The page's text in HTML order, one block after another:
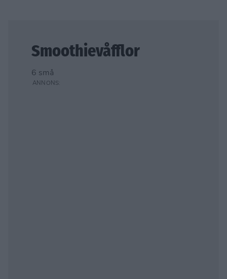
Smoothievåfflor
6 små